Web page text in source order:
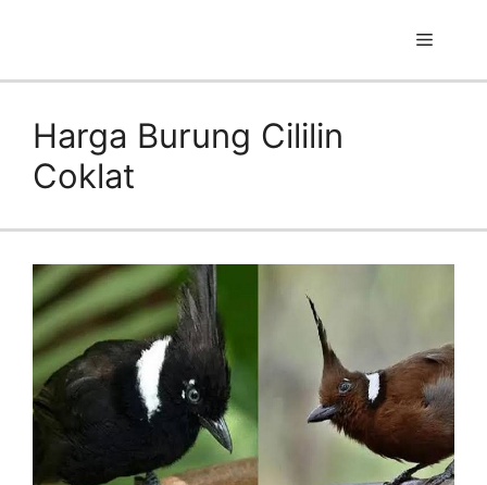
Menu
Harga Burung Cililin
Coklat